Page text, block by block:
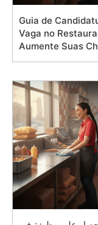
Guia de
Vaga no
Aumente Suas